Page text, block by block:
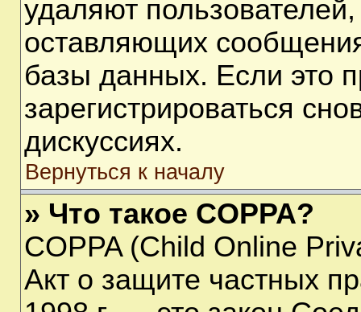
удаляют
оставляющих
базы данных. Если это
зарегистрироваться
дискуссиях.
Вернуться к началу
» Что такое COPPA?
COPPA (Child Online
Акт о защите частных